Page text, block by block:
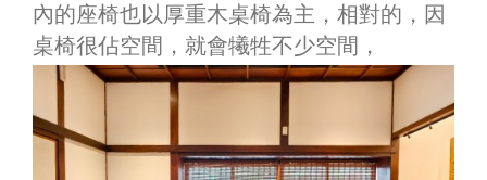
內的座椅也以厚重木桌椅為主，相對的，因
桌椅很佔空間，就會犧牲不少空間，